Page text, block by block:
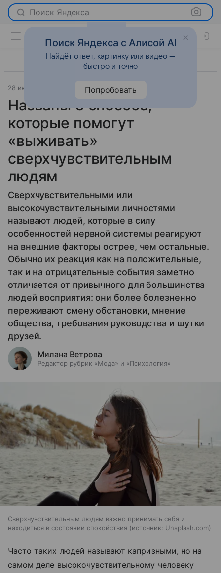
Поиск Яндекса
28 июля 2026 Леди Mail Самопознание
Названы 3 способа,
которые помогут
«выживать»
сверхчувствительным
людям
Сверхчувствительными или
высокочувствительными личностями
называют людей, которые в силу
особенностей нервной системы реагируют
на внешние факторы острее, чем остальные.
Обычно их реакция как на положительные,
так и на отрицательные события заметно
отличается от привычного для большинства
людей восприятия: они более болезненно
переживают смену обстановки, мнение
общества, требования руководства и шутки
друзей.
Милана Ветрова
Редактор рубрик «Мода» и «Психология»
Сверхчувствительным людям важно принимать себя и
находиться в состоянии спокойствия
источник: Unsplash.com
Часто таких людей называют капризными, но на
самом деле высокочувствительному человеку
Поиск Яндекса с Алисой AI
Найдёт ответ, картинку или видео —
быстро и точно
Попробовать